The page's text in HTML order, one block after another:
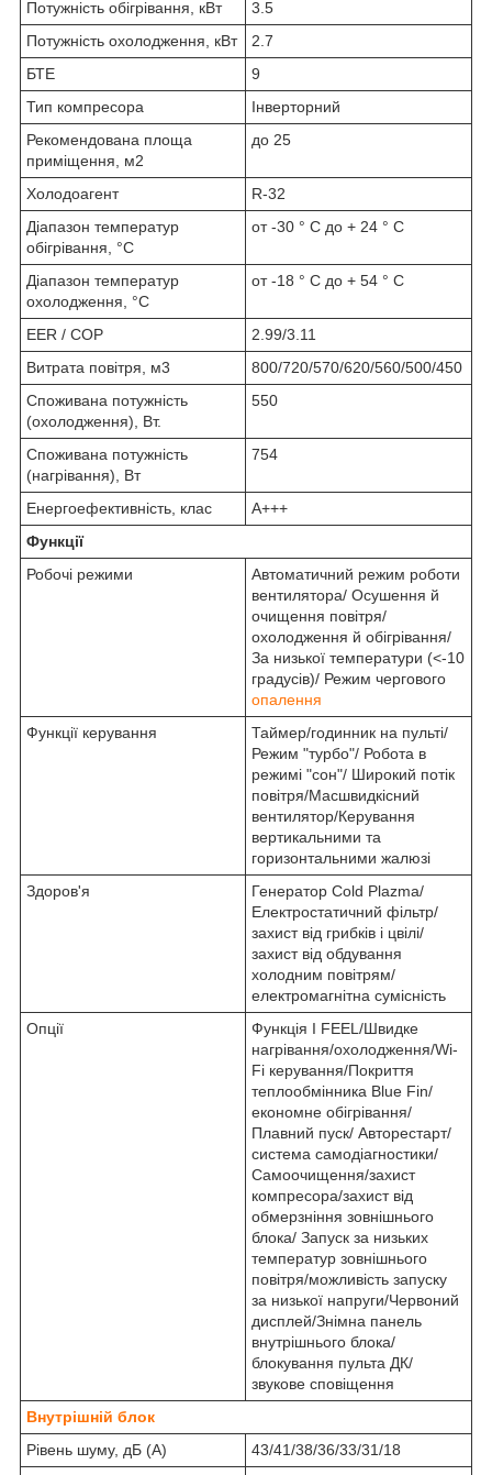
Потужність обігрівання, кВт
3.5
Потужність охолодження, кВт
2.7
БТЕ
9
Тип компресора
Інверторний
Рекомендована площа
приміщення, м2
до 25
Холодоагент
R-32
Діапазон температур
обігрівання, °C
от -30 ° С до + 24 ° С
Діапазон температур
охолодження, °C
от -18 ° C до + 54 ° C
EER / COP
2.99/3.11
Витрата повітря, м3
800/720/570/620/560/500/450
Споживана потужність
(охолодження), Вт.
550
Споживана потужність
(нагрівання), Вт
754
Енергоефективність, клас
А+++
Функції
Робочі режими
Автоматичний режим роботи
вентилятора/ Осушення й
очищення повітря/
охолодження й обігрівання/
За низької температури (<-10
градусів)/ Режим чергового
опалення
Функції керування
Таймер/годинник на пульті/
Режим "турбо"/ Робота в
режимі "сон"/ Широкий потік
повітря/Масшвидкісний
вентилятор/Керування
вертикальними та
горизонтальними жалюзі
Здоров'я
Генератор Cold Plazma/
Електростатичний фільтр/
захист від грибків і цвілі/
захист від обдування
холодним повітрям/
електромагнітна сумісність
Опції
Функція I FEEL/Швидке
нагрівання/охолодження/Wi-
Fi керування/Покриття
теплообмінника Blue Fin/
економне обігрівання/
Плавний пуск/ Авторестарт/
система самодіагностики/
Самоочищення/захист
компресора/захист від
обмерзніння зовнішнього
блока/ Запуск за низьких
температур зовнішнього
повітря/можливість запуску
за низької напруги/Червоний
дисплей/Знімна панель
внутрішнього блока/
блокування пульта ДК/
звукове сповіщення
Внутрішній блок
Рівень шуму, дБ (А)
43/41/38/36/33/31/18